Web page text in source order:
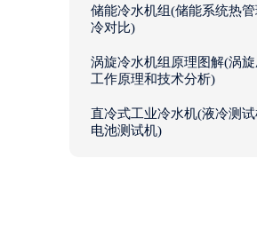
储能冷水机组(储能系统热
冷对比)
涡旋冷水机组原理图解(涡旋
工作原理和技术分析)
直冷式工业冷水机(液冷测
电池测试机)